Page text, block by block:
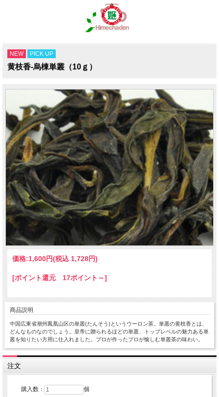
NEW PICK UP
黄枝香-烏棟単叢（10ｇ）
価格:1,600円(税込 1,728円)
[ポイント還元 17ポイント～]
商品説明
中国広東省潮州鳳凰山区の単叢(たんそう)というウーロン茶。単叢の黄枝香とは、
どんなものなのでしょう。皇帝に贈られるほどの単叢、トップレベルの魅力ある単
叢を知りたい方用に仕入れました。プロが作ったプロが愉しむ単叢茶の味わい。
注文
購入数： 個